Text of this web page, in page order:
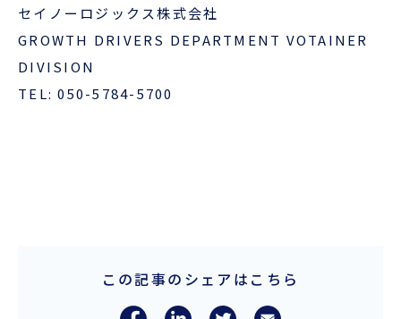
セイノーロジックス株式会社
GROWTH DRIVERS DEPARTMENT VOTAINER
DIVISION
TEL: 050-5784-5700
この記事のシェアはこちら